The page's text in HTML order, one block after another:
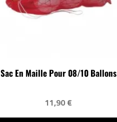
Sac En Maille Pour 08/10 Ballons
11,90 €